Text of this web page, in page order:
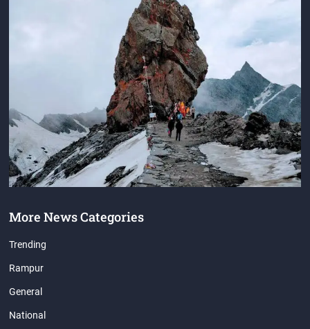
More News Categories
Trending
Rampur
General
National